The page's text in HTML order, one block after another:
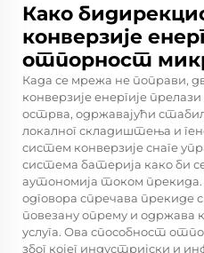
Како
конверзије
отпорност
Када се мрежа не поправи,
конверзије енергије
острва, одржавајући
локалног складиштења и
систем конверзије снаге
система батерија како би
аутономија током прекида.
одговора спречава
повезану опрему и
услуга. Ова способност
због којег индустријски и